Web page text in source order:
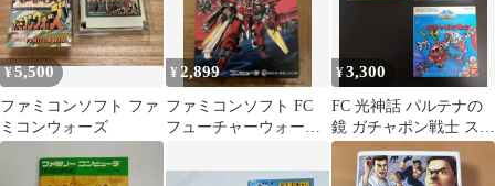
¥5,500
ファミコンソフト ファ
ミコンウォーズ
¥ 2,899
ファミコンソフト FC
フューチャーウォーズ
確認済み
¥3,300
FC 光神話 パルテナの
鏡 ガチャポン戦士 スク
ランブルウォーズ